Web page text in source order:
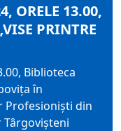
ORELE 13.00,
PRINTRE
Biblioteca
în
Profesioniști din
Târgovișteni